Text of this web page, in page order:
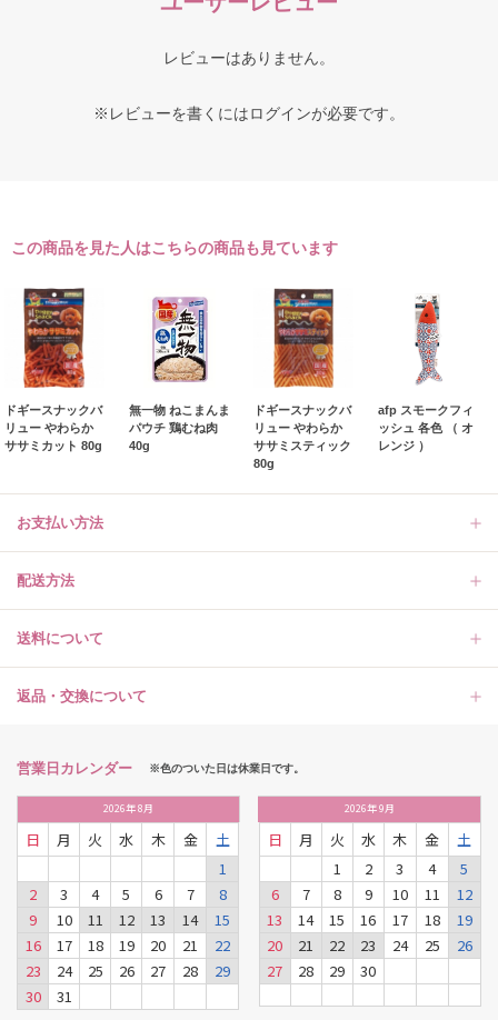
レビューはありません。
※レビューを書くにはログインが必要です。
この商品を見た人はこちらの商品も見ています
ドギースナックバ
リュー やわらか
ササミカット 80g
無一物 ねこまんま
パウチ 鶏むね肉
40g
ドギースナックバ
リュー やわらか
ササミスティック
80g
afp スモークフィ
ッシュ 各色 （ オ
レンジ ）
お支払い方法
配送方法
送料について
返品・交換について
営業日カレンダー ※色のついた日は休業日です。
2026年8月
日 月 火 水 木 金
土
1
2
3 4 5 6 7
8
9
10 11 12 13 14
15
16
17 18 19 20 21
22
23
24 25 26 27 28
29
30
31
2026年9月
日 月 火 水 木 金
土
1
2 3 4
5
6
7 8 9 10 11
12
13
14 15 16 17 18
19
20
21 22 23 24 25
26
27
28 29 30